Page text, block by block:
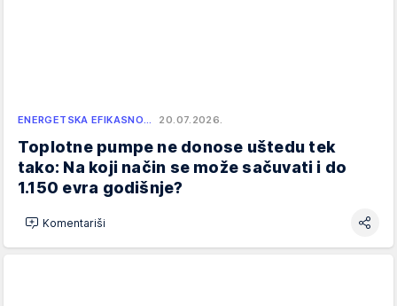
ENERGETSKA EFIKASNO… 20.07.2026.
Toplotne pumpe ne donose uštedu tek
tako: Na koji način se može sačuvati i do
1.150 evra godišnje?
Komentariši